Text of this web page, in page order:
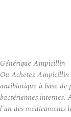
Générique Ampicillin
Ou Achetez
antibiotique à base
bactériennes
l’un des médicaments